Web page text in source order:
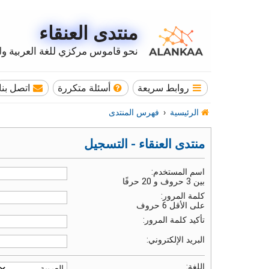
منتدى العنقاء
نحو قاموس مركزي للغة العربية
روابط سريعة أسئلة متكررة اتصل بنا
الرئيسية فهرس المنتدى
منتدى العنقاء - التسجيل
اسم المستخدم:
بين 3 حروف و 20 حرفًا
كلمة المرور:
على الأقل 6 حروف
تأكيد كلمة المرور:
البريد الإلكتروني:
اللغة: